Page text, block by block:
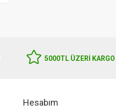
5000TL ÜZERI KARGO
Hesabım